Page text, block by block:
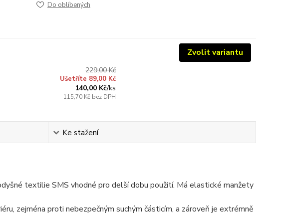
Do oblíbených
229,00 Kč
Ušetříte 89,00 Kč
140,00 Kč/ks
115,70 Kč bez DPH
Zvolit variantu
Ke stažení
textilie SMS vhodné pro delší dobu použití. Má elastické manžety
zejména proti nebezpečným suchým částicím, a zároveň je extrémně